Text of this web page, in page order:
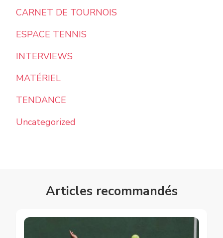
CARNET DE TOURNOIS
ESPACE TENNIS
INTERVIEWS
MATÉRIEL
TENDANCE
Uncategorized
Articles recommandés